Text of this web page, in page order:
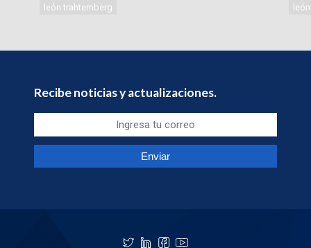
león trahtemberg
Recibe noticias y actualizaciones.